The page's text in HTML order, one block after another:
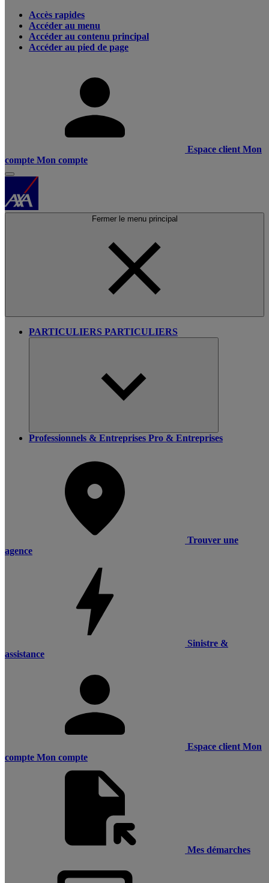
Accès rapides
Accéder au menu
Accéder au contenu principal
Accéder au pied de page
Espace client Mon
compte Mon compte
Fermer le menu principal
PARTICULIERS PARTICULIERS
Professionnels & Entreprises Pro & Entreprises
Trouver une
agence
Sinistre &
assistance
Espace client Mon
compte Mon compte
Mes démarches